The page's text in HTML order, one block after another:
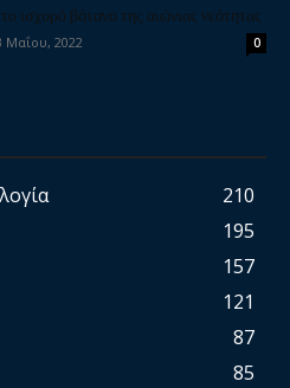
ισχυρό βότανο της αιώνιας νεότητας
Μαΐου, 2022 0
210
195
157
121
87
85